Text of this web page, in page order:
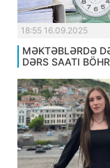
18:55 16.09.2025
MƏKTƏBLƏRDƏ
DƏRS SAATI